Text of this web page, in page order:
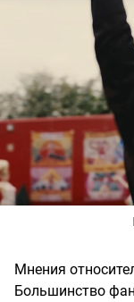
Мнения
Большинство